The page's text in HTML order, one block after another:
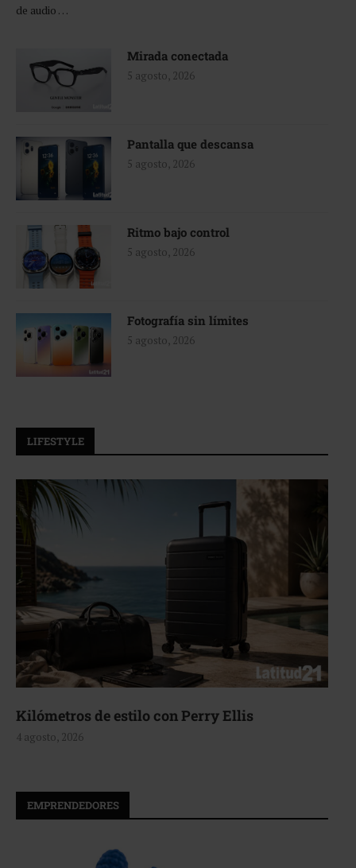
de audio …
Mirada conectada
5 agosto, 2026
Pantalla que descansa
5 agosto, 2026
Ritmo bajo control
5 agosto, 2026
Fotografía sin límites
5 agosto, 2026
LIFESTYLE
Kilómetros de estilo con Perry Ellis
4 agosto, 2026
EMPRENDEDORES